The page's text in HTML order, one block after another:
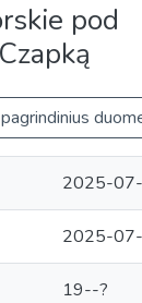
pod
2025-
2025-
19--?